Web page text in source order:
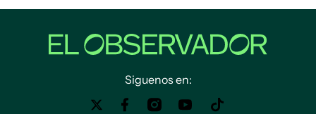
Siguenos en: